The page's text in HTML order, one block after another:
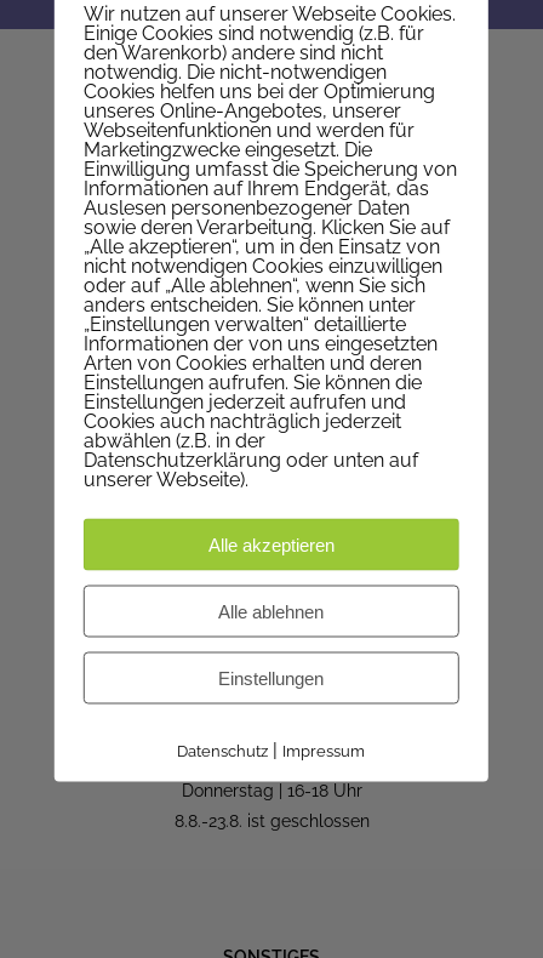
PFARRE ST. JOHANN NEPOMUK
Nepomukgasse 1, 1020 Wien
Telefon+43 1 214 64 94
E-MailPfarrkanzlei
Web www.pfarre-nepomuk.at
Auf KARTE anzeigen
WIR SIND FÜR SIE DA
Montag | geschlossen
Dienstag | 9-12 Uhr
Mittwoch | 9-12 Uhr
Donnerstag | 17-19 Uhr
Freitag | 9-12 Uhr
IN DEN FERIEN
Kanzleistunden in den
Dienstag | 9-12 Uhr
Donnerstag | 16-18 Uhr
8.8.-23.8. ist geschlossen
Wir nutzen auf unserer Webseite Cookies.
Einige Cookies sind notwendig (z.B. für
den Warenkorb) andere sind nicht
notwendig. Die nicht-notwendigen
Cookies helfen uns bei der Optimierung
unseres Online-Angebotes, unserer
Webseitenfunktionen und werden für
Marketingzwecke eingesetzt. Die
Einwilligung umfasst die Speicherung von
Informationen auf Ihrem Endgerät, das
Auslesen personenbezogener Daten
sowie deren Verarbeitung. Klicken Sie auf
„Alle akzeptieren“, um in den Einsatz von
nicht notwendigen Cookies einzuwilligen
oder auf „Alle ablehnen“, wenn Sie sich
anders entscheiden. Sie können unter
„Einstellungen verwalten“ detaillierte
Informationen der von uns eingesetzten
Arten von Cookies erhalten und deren
Einstellungen aufrufen. Sie können die
Einstellungen jederzeit aufrufen und
Cookies auch nachträglich jederzeit
abwählen (z.B. in der
Datenschutzerklärung oder unten auf
unserer Webseite).
Alle akzeptieren
Alle ablehnen
Einstellungen
Datenschutz | Impressum